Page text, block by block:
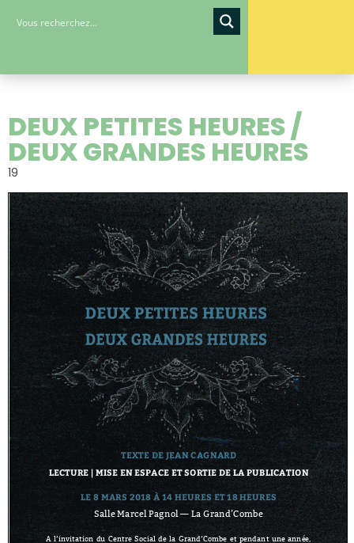
DEUX PETITES HEURES /
DEUX GRANDES HEURES
19